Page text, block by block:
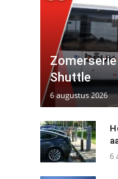
Zomerserie
Shuttle
6 augustus 2026
6